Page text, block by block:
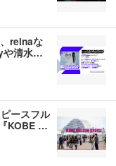
reinaな
や清水…
ースフル
KOBE …